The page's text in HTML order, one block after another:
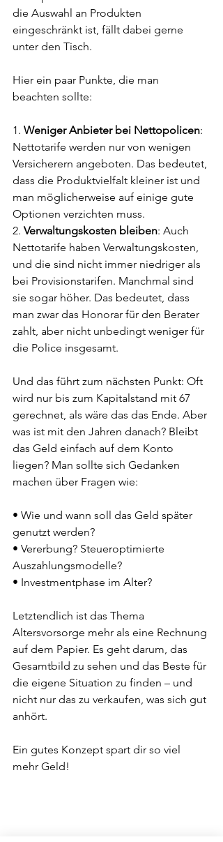
die Auswahl an Produkten
eingeschränkt ist, fällt dabei gerne
unter den Tisch.
Hier ein paar Punkte, die man
beachten sollte:
1. Weniger Anbieter bei Nettopolicen:
Nettotarife werden nur von wenigen
Versicherern angeboten. Das bedeutet,
dass die Produktvielfalt kleiner ist und
man möglicherweise auf einige gute
Optionen verzichten muss.
2. Verwaltungskosten bleiben: Auch
Nettotarife haben Verwaltungskosten,
und die sind nicht immer niedriger als
bei Provisionstarifen. Manchmal sind
sie sogar höher. Das bedeutet, dass
man zwar das Honorar für den Berater
zahlt, aber nicht unbedingt weniger für
die Police insgesamt.
Und das führt zum nächsten Punkt: Oft
wird nur bis zum Kapitalstand mit 67
gerechnet, als wäre das das Ende. Aber
was ist mit den Jahren danach? Bleibt
das Geld einfach auf dem Konto
liegen? Man sollte sich Gedanken
machen über Fragen wie:
• Wie und wann soll das Geld später
genutzt werden?
• Vererbung? Steueroptimierte
Auszahlungsmodelle?
• Investmentphase im Alter?
Letztendlich ist das Thema
Altersvorsorge mehr als eine Rechnung
auf dem Papier. Es geht darum, das
Gesamtbild zu sehen und das Beste für
die eigene Situation zu finden – und
nicht nur das zu verkaufen, was sich gut
anhört.
Ein gutes Konzept spart dir so viel
mehr Geld!